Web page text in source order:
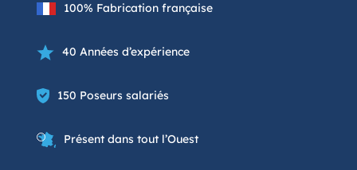
100% Fabrication française
40 Années d’expérience
150 Poseurs salariés
Présent dans tout l’Ouest